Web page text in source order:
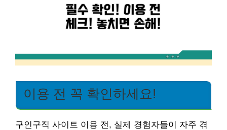
이용 전 꼭 확인하세요!
구인구직 사이트 이용 전, 실제 경험자들이 자주 겪